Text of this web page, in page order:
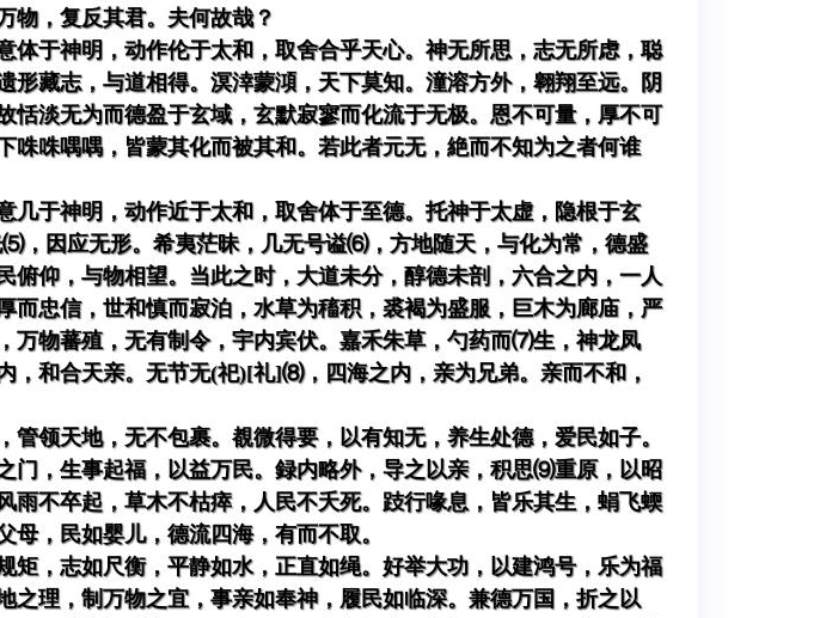
物，复反其君。夫何故哉？
于神明，动作伦于太和，取舍合乎天心。神无所思，志无所虑，聪
藏志，与道相得。溟涬蒙澒，天下莫知。潼溶方外，翱翔至远。阴
淡无为而德盈于玄域，玄默寂寥而化流于无极。恩不可量，厚不可
咮喁喁，皆蒙其化而被其和。若此者元无，絶而不知为之者何谁
于神明，动作近于太和，取舍体于至德。托神于太虚，隐根于玄
因应无形。希夷茫昧，几无号谥⑹，方地随天，与化为常，德盛
仰，与物相望。当此之时，大道未分，醇德未剖，六合之内，一人
忠信，世和慎而寂泊，水草为稸积，裘褐为盛服，巨木为廊庙，严
万物蕃殖，无有制令，宇内宾伏。嘉禾朱草，勺药而⑺生，神龙凤
，和合天亲。无节无(祀)[礼]⑻，四海之内，亲为兄弟。亲而不和，
领天地，无不包裹。覩微得要，以有知无，养生处德，爱民如子。
门，生事起福，以益万民。録内略外，导之以亲，积思⑼重原，以昭
不卒起，草木不枯瘁，人民不夭死。跂行喙息，皆乐其生，蜎飞蝡
，民如婴儿，德流四海，有而不取。
，志如尺衡，平静如水，正直如绳。好举大功，以建鸿号，乐为福
理，制万物之宜，事亲如奉神，履民如临深。兼德万国，折之以